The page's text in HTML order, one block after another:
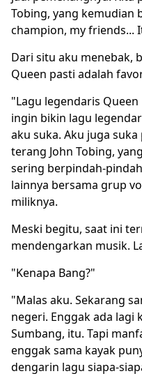
Tobing, yang kemudian
champion, my friends...
Dari situ aku menebak,
Queen pasti adalah
"Lagu legendaris
ingin bikin lagu
aku suka. Aku juga
terang John Tobing,
sering berpindah-
lainnya bersama grup
miliknya.
Meski begitu, saat ini
mendengarkan musik.
"Kenapa Bang?"
"Malas aku. Sekarang
negeri. Enggak ada lagi
Sumbang, itu. Tapi
enggak sama kayak
dengarin lagu siapa-